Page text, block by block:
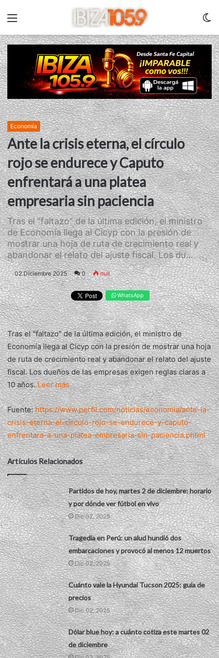
Economía
Ante la crisis eterna, el círculo
rojo se endurece y Caputo
enfrentará a una platea
empresaria sin paciencia
Tras el "faltazo" de la última edición, el ministro
de Economía llega al Cicyp con la presión de
mostrar una hoja de ruta de crecimiento real y
abandonar el relato del ajuste fiscal. Los du...
02 Diciembre 2025 0 null
WhatsApp
Tras el "faltazo" de la última edición, el ministro de
Economía llega al Cicyp con la presión de mostrar una hoja
de ruta de crecimiento real y abandonar el relato del ajuste
fiscal. Los dueños de las empresas exigen reglas claras a
10 años.Leer más
Fuente:https://www.perfil.com/noticias/economia/ante-la-
crisis-eterna-el-circulo-rojo-se-endurece-y-caputo-
enfrentara-a-una-platea-empresaria-sin-paciencia.phtml
Artículos Relacionados
Partidos de hoy, martes 2 de diciembre: horario
y por dónde ver fútbol en vivo
Dic 02, 2025
Tragedia en Perú: un alud hundió dos
embarcaciones y provocó al menos 12 muertos
Dic 02, 2025
Cuánto vale la Hyundai Tucson 2025: guía de
precios
Dic 02, 2025
Dólar blue hoy: a cuánto cotiza este martes 02
de diciembre